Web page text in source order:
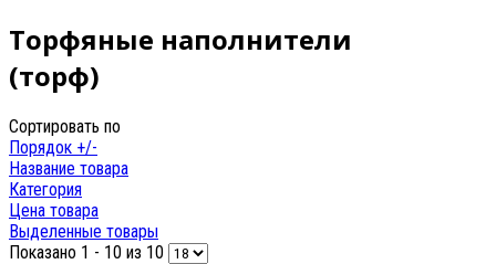
Торфяные наполнители
(торф)
Сортировать по
Порядок +/-
Название товара
Категория
Цена товара
Выделенные товары
Показано 1 - 10 из 10